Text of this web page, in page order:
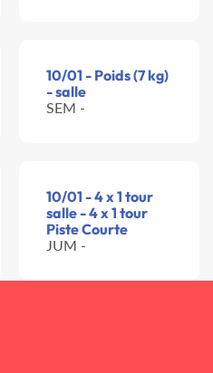
10/01 - Poids (7 kg)
- salle
SEM -
10/01 - 4 x 1 tour
salle - 4 x 1 tour
Piste Courte
JUM -